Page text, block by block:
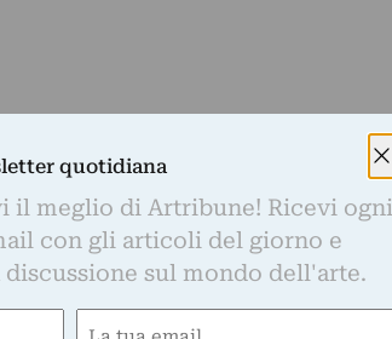
quotidiana
il meglio di Artribune! Ricevi ogni
con gli articoli del giorno e
sul mondo dell'arte.
Email